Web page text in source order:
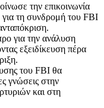
την επικοινωνία
για τη συνδρομή του FBI
για την ανάλυση
εξειδίκευση πέρα
του FBI θα
γνώσεις στην
και στη